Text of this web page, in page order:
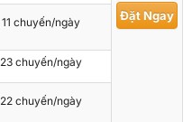
Đặt Ngay
11 chuyến/ngày
23 chuyến/ngày
22 chuyến/ngày